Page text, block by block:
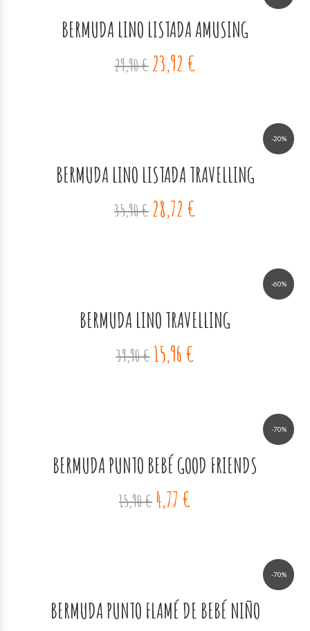
BERMUDA LINO LISTADA AMUSING
29,90 € 23,92 €
-20%
BERMUDA LINO LISTADA TRAVELLING
35,90 € 28,72 €
-60%
BERMUDA LINO TRAVELLING
39,90 €15,96 €
-70%
BERMUDA PUNTO BEBÉ GOOD FRIENDS
15,90 € 4,77 €
-70%
BERMUDA PUNTO FLAMÉ DE BEBÉ NIÑO